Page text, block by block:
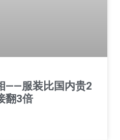
——服装比国内贵2
翻3倍